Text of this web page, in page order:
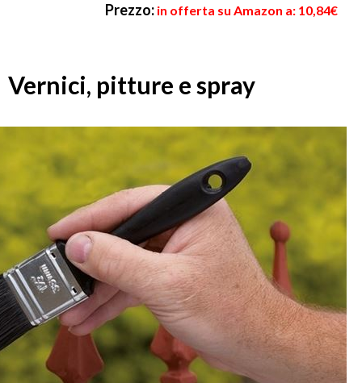
Prezzo: in offerta su Amazon a: 10,84€
Vernici, pitture e spray